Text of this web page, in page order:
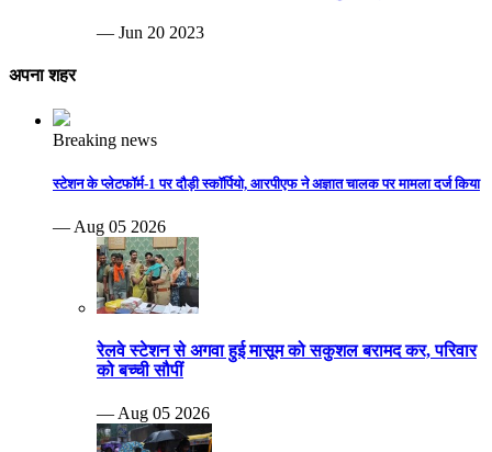
— Jun 20 2023
अपना शहर
Breaking news
स्टेशन के प्लेटफॉर्म-1 पर दौड़ी स्कॉर्पियो, आरपीएफ ने अज्ञात चालक पर मामला दर्ज किया
— Aug 05 2026
रेलवे स्टेशन से अगवा हुई मासूम को सकुशल बरामद कर, परिवार
को बच्ची सौपीं
— Aug 05 2026